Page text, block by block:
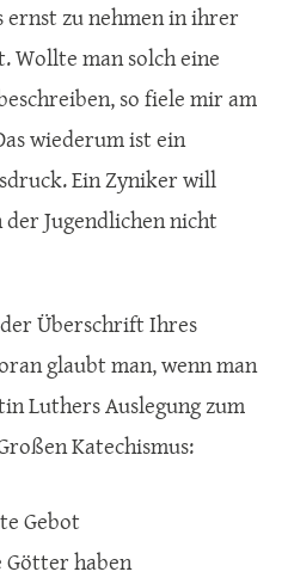
ernst zu nehmen in ihrer
man solch eine
so fiele mir am
wiederum ist ein
Ein Zyniker will
Jugendlichen nicht
Überschrift Ihres
glaubt man, wenn man
Luthers Auslegung zum
Katechismus:
Gebot
Götter haben